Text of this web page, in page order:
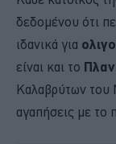
δεδομένου ότι
ιδανικά για
είναι και το
Καλαβρύτων του
αγαπήσεις με το